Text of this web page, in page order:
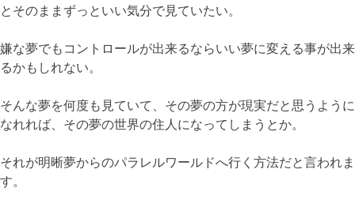
とそのままずっといい気分で見ていたい。
嫌な夢でもコントロールが出来るならいい夢に変える事が出来
るかもしれない。
そんな夢を何度も見ていて、その夢の方が現実だと思うように
なれれば、その夢の世界の住人になってしまうとか。
それが明晰夢からのパラレルワールドへ行く方法だと言われま
す。